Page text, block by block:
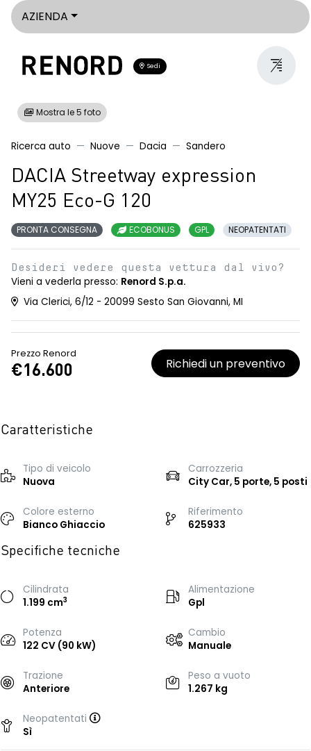
AZIENDA
Sedi
Mostra le 5 foto
Ricerca auto Nuove Dacia Sandero
DACIA Streetway expression
MY25 Eco-G 120
PRONTA CONSEGNA ECOBONUS GPL NEOPATENTATI
Desideri vedere questa vettura dal vivo?
Vieni a vederla presso: Renord S.p.a.
Via Clerici, 6/12 - 20099 Sesto San Giovanni, MI
Prezzo Renord
€16.600 Richiedi un preventivo
Caratteristiche
Tipo di veicolo
Nuova
Carrozzeria
City Car, 5 porte, 5 posti
Colore esterno
Bianco Ghiaccio
Riferimento
625933
Specifiche tecniche
Cilindrata
1.199 cm3
Alimentazione
Gpl
Potenza
122 CV (90 kW)
Cambio
Manuale
Trazione
Anteriore
Peso a vuoto
1.267 kg
Neopatentati
Sì